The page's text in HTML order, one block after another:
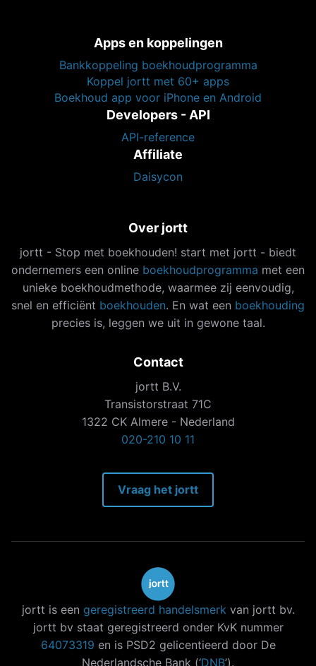
Apps en koppelingen
Bankkoppeling boekhoudprogramma
Koppel jortt met 60+ apps
Boekhoud app voor iPhone en Android
Developers - API
API-reference
Affiliate
Daisycon
Over jortt
jortt - Stop met boekhouden! start met jortt - biedt
ondernemers een online boekhoudprogramma met een
unieke boekhoudmethode, waarmee zij eenvoudig,
snel en efficiënt boekhouden. En wat een boekhouding
precies is, leggen we uit in gewone taal.
Contact
jortt B.V.
Transistorstraat 71C
1322 CK Almere - Nederland
020-210 10 11
Vraag het jortt
jortt is een geregistreerd handelsmerk van jortt bv.
jortt bv staat geregistreerd onder KvK nummer
64073319 en is PSD2 gelicentieerd door De
Nederlandsche Bank (‘DNB’).